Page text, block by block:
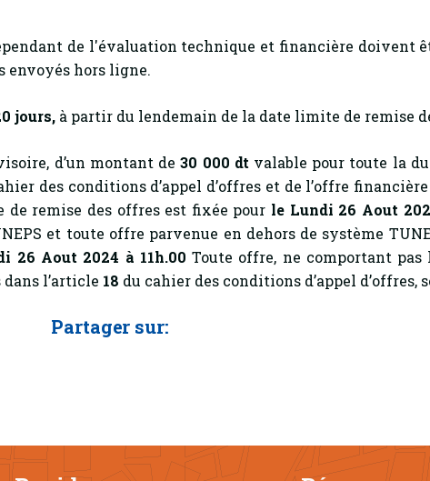
de l'évaluation technique et financière doivent
envoyés hors ligne.
jours, à partir du lendemain de la date limite de remise
d’un montant de30 000 dt valable pour toute la
des conditions d’appel d’offres et de l’offre
de remise des offres est fixée pour le Lundi 26 Aout
et toute offre parvenue en dehors de système
26 Aout 2024 à 11h.00 Toute offre, ne comportant
l’article 18 du cahier des conditions d’appel d’offres,
Partager sur: